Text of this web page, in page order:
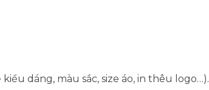
dáng, màu sắc, size áo, in thêu logo…).